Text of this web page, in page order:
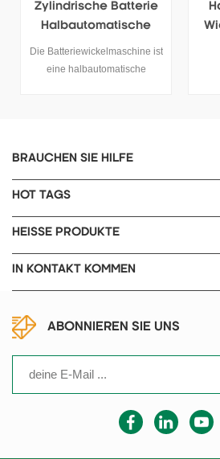
Zylindrische Batterie
Halbautomatische
Wickelmaschine
Die Batteriewickelmaschine ist
eine halbautomatische
wird
BRAUCHEN SIE HILFE
HOT TAGS
HEISSE PRODUKTE
IN KONTAKT KOMMEN
ABONNIEREN SIE UNS